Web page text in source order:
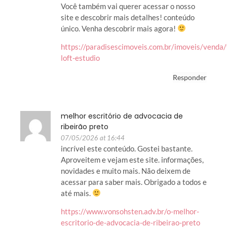
Você também vai querer acessar o nosso
site e descobrir mais detalhes! conteúdo
único. Venha descobrir mais agora!
https://paradisescimoveis.com.br/imoveis/
loft-estudio
Responder
melhor escritório de advocacia de
ribeirão preto
07/05/2026 at 16:44
incrível este conteúdo. Gostei bastante.
Aproveitem e vejam este site. informações,
novidades e muito mais. Não deixem de
acessar para saber mais. Obrigado a todos e
até mais.
https://www.vonsohsten.adv.br/o-melhor-
escritorio-de-advocacia-de-ribeirao-preto